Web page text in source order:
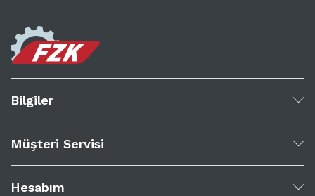
Bilgiler
Müşteri Servisi
Hesabım